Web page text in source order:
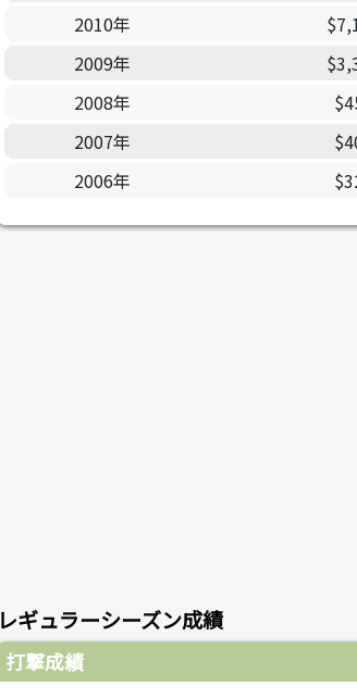
2010年
2009年
2008年
2007年
2006年
レギュラーシーズン成績
打撃成績